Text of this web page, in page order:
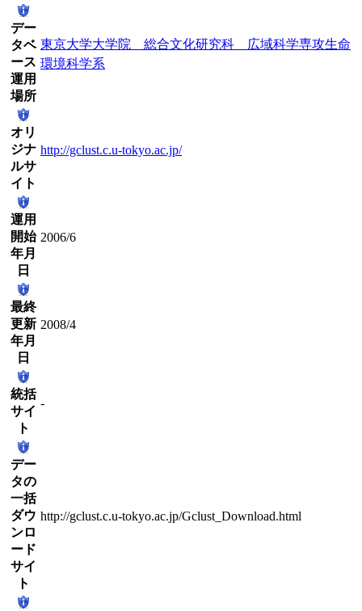
デー
タベ
ース
運用
場所
東京大学大学院 総合文化研究科 広域科学専攻生命
環境科学系
オリ
ジナ
ルサ
イト
http://gclust.c.u-tokyo.ac.jp/
運用
開始
年月
日
2006/6
最終
更新
年月
日
2008/4
統括
サイ
ト
-
デー
タの
一括
ダウ
ンロ
ード
サイ
ト
http://gclust.c.u-tokyo.ac.jp/Gclust_Download.html